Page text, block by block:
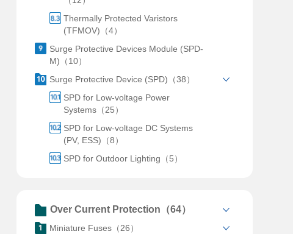
Thermally Protected Varistors
(TFMOV)（4）
Surge Protective Devices Module (SPD-
M)（10）
Surge Protective Device (SPD)（38）
SPD for Low-voltage Power
Systems（25）
SPD for Low-voltage DC Systems
(PV, ESS)（8）
SPD for Outdoor Lighting（5）
Over Current Protection（64）
Miniature Fuses（26）